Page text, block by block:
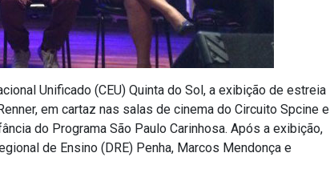
Unificado (CEU) Quinta do Sol, a exibição de estreia
em cartaz nas salas de cinema do Circuito Spcine e
do Programa São Paulo Carinhosa. Após a exibição,
de Ensino (DRE) Penha, Marcos Mendonça e